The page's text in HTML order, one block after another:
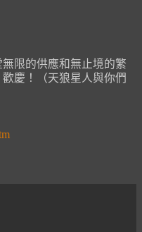
限的供應和無止境的繁
慶！（天狼星人與你們